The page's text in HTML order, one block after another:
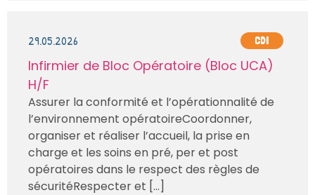
29.05.2026 CDI
Infirmier de Bloc Opératoire (Bloc UCA)
H/F
Assurer la conformité et l’opérationnalité de
l’environnement opératoireCoordonner,
organiser et réaliser l’accueil, la prise en
charge et les soins en pré, per et post
opératoires dans le respect des règles de
sécuritéRespecter et [...]